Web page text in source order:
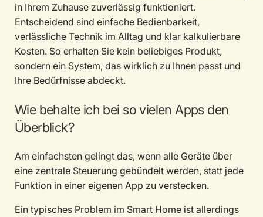
in Ihrem Zuhause zuverlässig funktioniert.
Entscheidend sind einfache Bedienbarkeit,
verlässliche Technik im Alltag und klar kalkulierbare
Kosten. So erhalten Sie kein beliebiges Produkt,
sondern ein System, das wirklich zu Ihnen passt und
Ihre Bedürfnisse abdeckt.
Wie behalte ich bei so vielen Apps den
Überblick?
Am einfachsten gelingt das, wenn alle Geräte über
eine zentrale Steuerung gebündelt werden, statt jede
Funktion in einer eigenen App zu verstecken.
Ein typisches Problem im Smart Home ist allerdings